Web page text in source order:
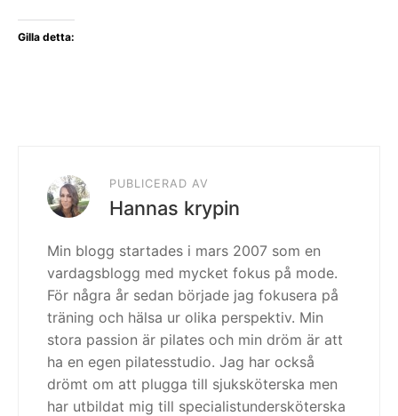
Gilla detta:
PUBLICERAD AV
Hannas krypin
Min blogg startades i mars 2007 som en
vardagsblogg med mycket fokus på mode.
För några år sedan började jag fokusera på
träning och hälsa ur olika perspektiv. Min
stora passion är pilates och min dröm är att
ha en egen pilatesstudio. Jag har också
drömt om att plugga till sjuksköterska men
har utbildat mig till specialistundersköterska